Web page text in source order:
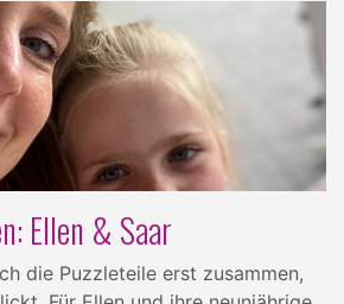
Ellen & Saar
die Puzzleteile erst zusammen,